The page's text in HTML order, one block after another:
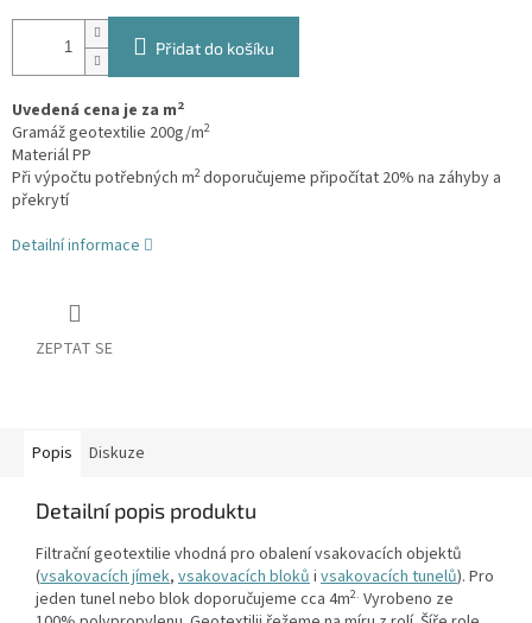
Přidat do košíku
Uvedená cena je za m2
Gramáž geotextilie 200g/m2
Materiál PP
Při výpočtu potřebných m2doporučujeme připočítat 20% na záhyby a
překrytí
Detailní informace
ZEPTAT SE
Popis Diskuze
Detailní popis produktu
Filtrační geotextilie vhodná pro obalení vsakovacích objektů
(vsakovacích jímek, vsakovacích blokůi vsakovacích tunelů). Pro
jeden tunel nebo blok doporučujeme cca 4m2. Vyrobeno ze